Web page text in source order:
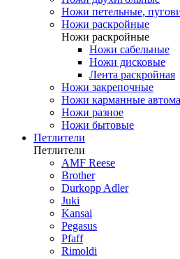
Ножи петельные,
Ножи раскройные
Ножи раскройные
Ножи сабельные
Ножи дисковые
Лента раскройная
Ножи закрепочные
Ножи карманные
Ножи разное
Ножи бытовые
Петлители
Петлители
AMF Reese
Brother
Durkopp Adler
Juki
Kansai
Pegasus
Pfaff
Rimoldi